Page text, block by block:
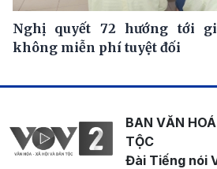
Nghị quyết 72 hướng tới
không miễn phí tuyệt đối
BAN VĂN
TỘC
Đài Tiếng nói